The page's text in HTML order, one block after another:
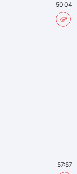
50:04
57:57